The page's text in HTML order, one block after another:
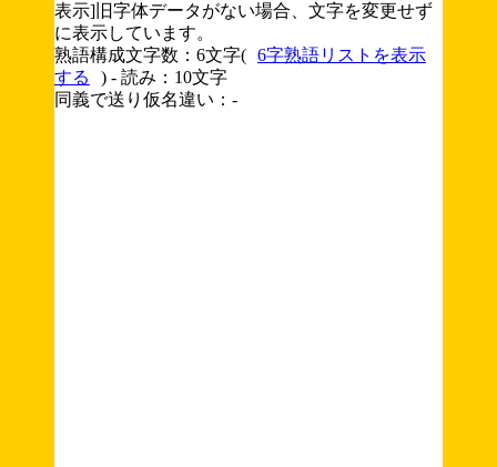
表示]旧字体データがない場合、文字を変更せず
に表示しています。
熟語構成文字数：6文字( 6字熟語リストを表示
する
) - 読み：10文字
同義で送り仮名違い：-